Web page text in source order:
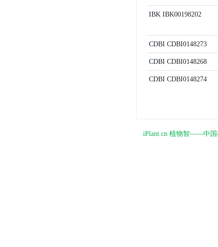
IBK IBK00198202
CDBI CDBI0148273
CDBI CDBI0148268
CDBI CDBI0148274
iPlant.cn 植物智——中国